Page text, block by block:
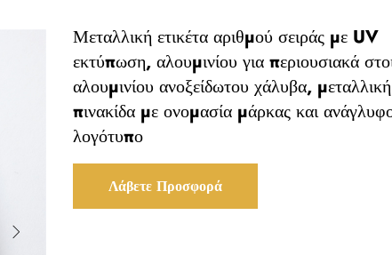
Μεταλλική ετικέτα αριθμού σειράς με UV
εκτύπωση, αλουμινίου για περιουσιακά
αλουμινίου ανοξείδωτου χάλυβα, μεταλλική
πινακίδα με ονομασία μάρκας και
λογότυπο
Λάβετε Προσφορά